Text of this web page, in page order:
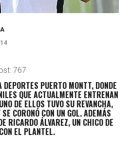
767
PUERTO MONTT, DONDE
QUE ACTUALMENTE ENTRENAN
DE ELLOS TUVO SU REVANCHA,
CORONÓ CON UN GOL. ADEMÁS
RICARDO ÁLVAREZ, UN CHICO DE
EL PLANTEL.